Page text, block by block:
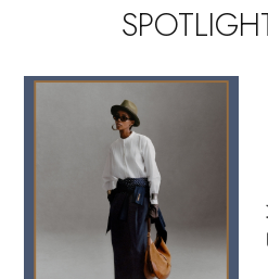
メルマガ PICKUP
エディター厳選ギフト